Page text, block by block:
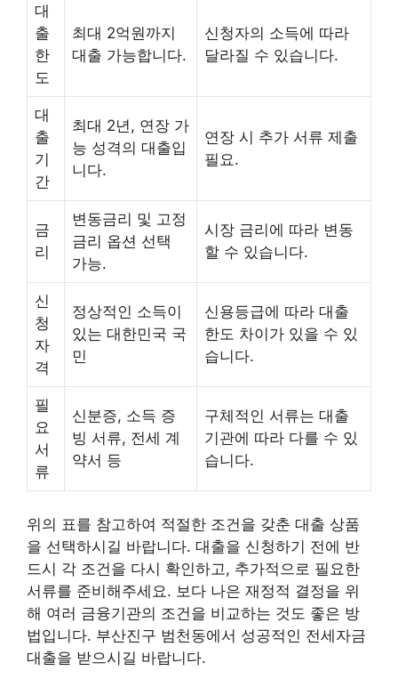
대
출
한
도
최대 2억원까지
대출 가능합니다.
신청자의 소득에 따라
달라질 수 있습니다.
대
출
기
간
최대 2년, 연장 가
능 성격의 대출입
니다.
연장 시 추가 서류 제출
필요.
금
리
변동금리 및 고정
금리 옵션 선택
가능.
시장 금리에 따라 변동
할 수 있습니다.
신
청
자
격
정상적인 소득이
있는 대한민국 국
민
신용등급에 따라 대출
한도 차이가 있을 수 있
습니다.
필
요
서
류
신분증, 소득 증
빙 서류, 전세 계
약서 등
구체적인 서류는 대출
기관에 따라 다를 수 있
습니다.
위의 표를 참고하여 적절한 조건을 갖춘 대출 상품
을 선택하시길 바랍니다. 대출을 신청하기 전에 반
드시 각 조건을 다시 확인하고, 추가적으로 필요한
서류를 준비해주세요. 보다 나은 재정적 결정을 위
해 여러 금융기관의 조건을 비교하는 것도 좋은 방
법입니다. 부산진구 범천동에서 성공적인 전세자금
대출을 받으시길 바랍니다.